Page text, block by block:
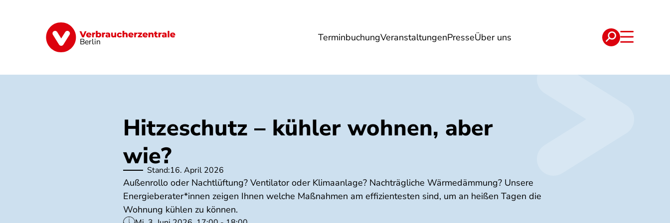
Berlin TerminbuchungVeranstaltungenPresseÜber uns
Finanzen Digitales Lebensmittel Gesundheit Energie Reise Verträge
Hitzeschutz – kühler wohnen, aber
wie?
Stand:16. April 2026
Außenrollo oder Nachtlüftung? Ventilator oder Klimaanlage? Nachträgliche Wärmedämmung? Unsere
Energieberater*innen zeigen Ihnen welche Maßnahmen am effizientesten sind, um an heißen Tagen die
Wohnung kühlen zu können.